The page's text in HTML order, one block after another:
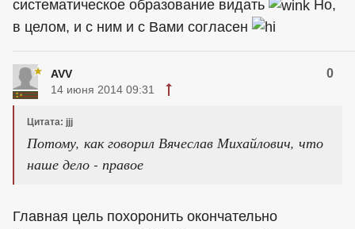
систематическое образование видать
Но,
в целом, и с ним и с Вами согласен
AVV 0
14 июня 2014 09:31
Цитата: jjj
Потому, как говорил Вячеслав Михайлович, что
наше дело - правое
Главная цель похоронить окончательно